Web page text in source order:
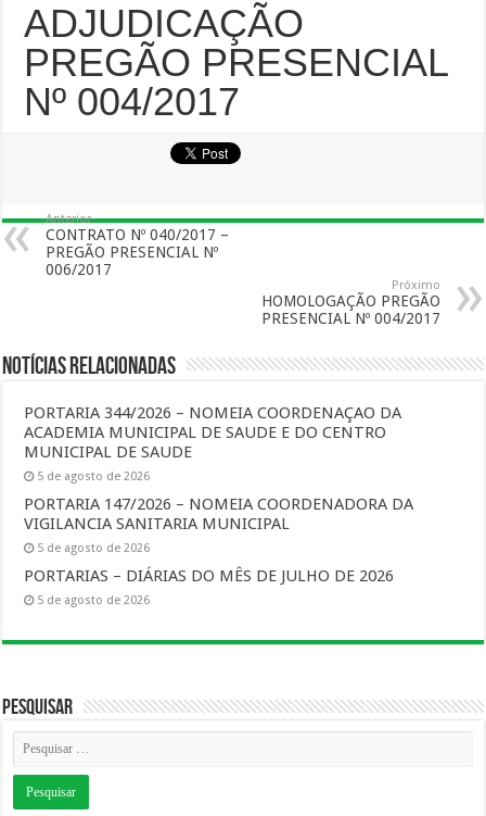
ADJUDICAÇÃO
PREGÃO PRESENCIAL
Nº 004/2017
Anterior
CONTRATO Nº 040/2017 –
PREGÃO PRESENCIAL Nº
006/2017
Próximo
HOMOLOGAÇÃO PREGÃO
PRESENCIAL Nº 004/2017
Notícias Relacionadas
PORTARIA 344/2026 – NOMEIA COORDENAÇAO DA
ACADEMIA MUNICIPAL DE SAUDE E DO CENTRO
MUNICIPAL DE SAUDE
5 de agosto de 2026
PORTARIA 147/2026 – NOMEIA COORDENADORA DA
VIGILANCIA SANITARIA MUNICIPAL
5 de agosto de 2026
PORTARIAS – DIÁRIAS DO MÊS DE JULHO DE 2026
5 de agosto de 2026
Pesquisar